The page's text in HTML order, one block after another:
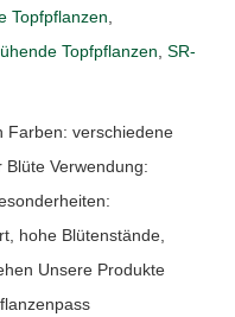
Topfpflanzen,
Topfpflanzen, SR-
Farben: verschiedene
Verwendung:
hohe Blütenstände,
Unsere Produkte